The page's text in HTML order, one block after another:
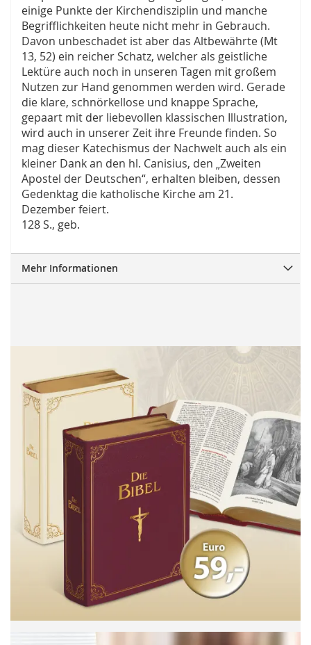
einige Punkte der Kirchendisziplin und manche
Begrifflichkeiten heute nicht mehr in Gebrauch.
Davon unbeschadet ist aber das Altbewährte (Mt
13, 52) ein reicher Schatz, welcher als geistliche
Lektüre auch noch in unseren Tagen mit großem
Nutzen zur Hand genommen werden wird. Gerade
die klare, schnörkellose und knappe Sprache,
gepaart mit der liebevollen klassischen Illustration,
wird auch in unserer Zeit ihre Freunde finden. So
mag dieser Katechismus der Nachwelt auch als ein
kleiner Dank an den hl. Canisius, den „Zweiten
Apostel der Deutschen“, erhalten bleiben, dessen
Gedenktag die katholische Kirche am 21.
Dezember feiert.
128 S., geb.
Mehr Informationen